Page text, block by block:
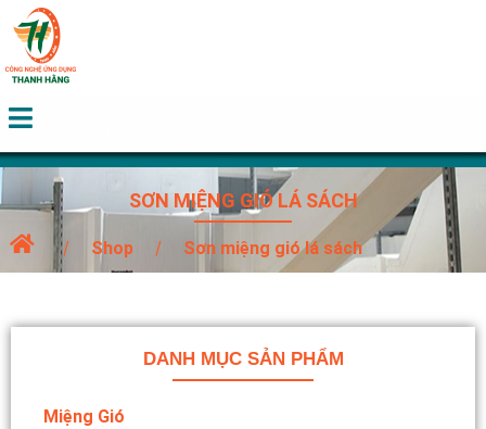
SƠN MIỆNG GIÓ LÁ SÁCH
Shop Sơn miệng gió lá sách
DANH MỤC SẢN PHẨM
Miệng Gió